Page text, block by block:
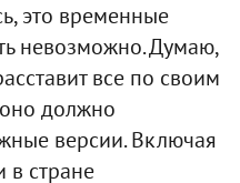
это временные
невозможно. Думаю,
все по своим
должно
версии. Включая
в стране